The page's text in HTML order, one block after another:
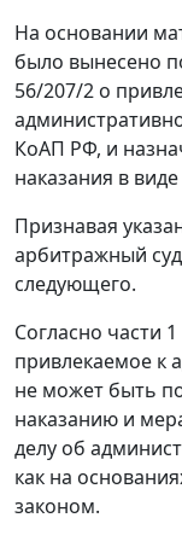
На основании
было вынесено
56/207/2 о
КоАП РФ, и
наказания в
Признавая
арбитражный
следующего.
Согласно части
привлекаемое к
не может быть
наказанию и
делу об
как на
законом.